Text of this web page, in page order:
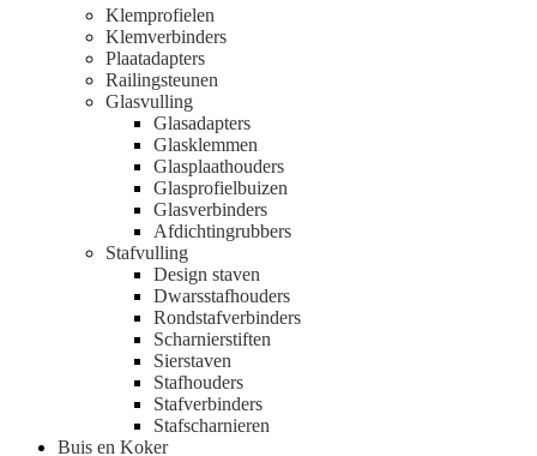
Klemprofielen
Klemverbinders
Plaatadapters
Railingsteunen
Glasvulling
Glasadapters
Glasklemmen
Glasplaathouders
Glasprofielbuizen
Glasverbinders
Afdichtingrubbers
Stafvulling
Design staven
Dwarsstafhouders
Rondstafverbinders
Scharnierstiften
Sierstaven
Stafhouders
Stafverbinders
Stafscharnieren
Buis en Koker